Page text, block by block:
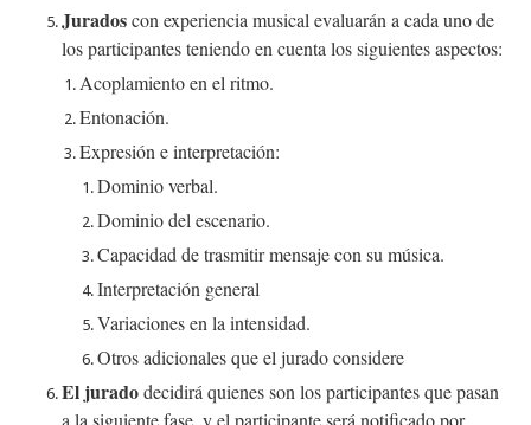
Juradoscon experiencia musical evaluarán a cada uno de
los participantes teniendo en cuenta los siguientes aspectos:
Acoplamiento en el ritmo.
Entonación.
Expresión e interpretación:
Dominio verbal.
Dominio del escenario.
Capacidad de trasmitir mensaje con su música.
Interpretación general
Variaciones en la intensidad.
Otros adicionales que el jurado considere
El juradodecidirá quienes son los participantes que pasan
a la siguiente fase, y el participante será notificado por